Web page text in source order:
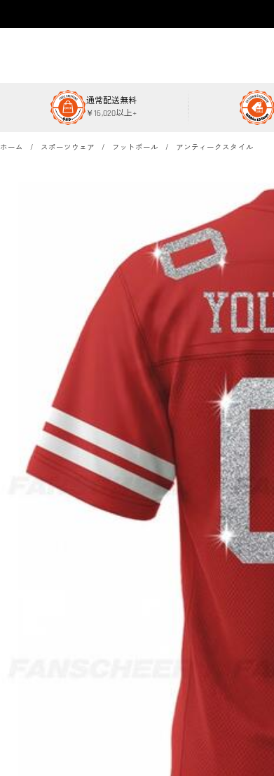
通常配送無料
￥16,020以上+
ホーム スポーツウェア フットボール アンティークスタイル